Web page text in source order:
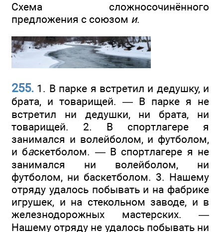
Схема сложносочинённого
предложения с союзом и.
255. 1. В парке я встретил и дедушку, и
брата, и товарищей. — В парке я не
встретил ни дедушки, ни брата, ни
товарищей. 2. В спортлагере я
занимался и волейболом, и футболом,
и баскетболом. — В спортлагере я не
занимался ни волейболом, ни
футболом, ни баскетболом. 3. Нашему
отряду удалось побывать и на фабрике
игрушек, и на стекольном заводе, и в
железнодорожных мастерских. —
Нашему отряду не удалось побывать ни